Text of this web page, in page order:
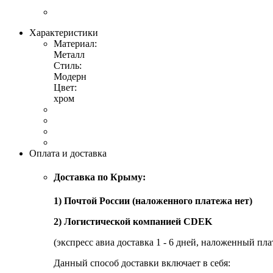
Характеристики
Материал:
Металл
Стиль:
Модерн
Цвет:
хром
Оплата и доставка
Доставка по Крыму:
1) Почтой России (наложенного платежа нет)
2) Логистической компанией CDEK
(экспресс авиа доставка 1 - 6 дней, наложенный
Данный способ доставки включает в себя: